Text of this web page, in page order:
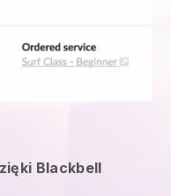
Blackbell